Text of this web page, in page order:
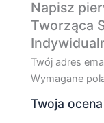
Napisz
Tworząca
Twój adres
Wymagane
Twoja ocena